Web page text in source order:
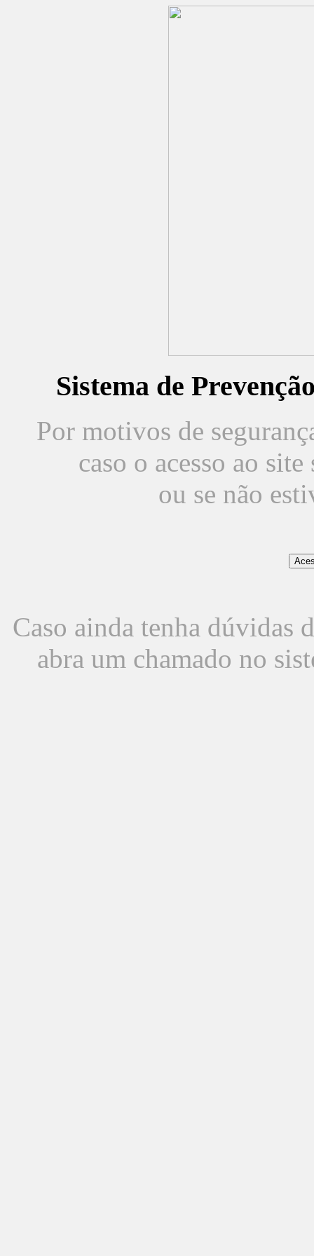
Sistema de
Por motivos de
caso o acesso ao
ou se não
Caso ainda tenha dúvidas
abra um chamado no